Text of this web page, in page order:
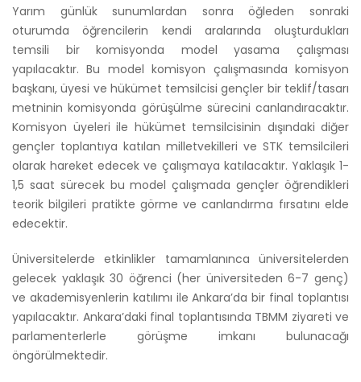
Yarım günlük sunumlardan sonra öğleden sonraki
oturumda öğrencilerin kendi aralarında oluşturdukları
temsili bir komisyonda model yasama çalışması
yapılacaktır. Bu model komisyon çalışmasında komisyon
başkanı, üyesi ve hükümet temsilcisi gençler bir teklif/tasarı
metninin komisyonda görüşülme sürecini canlandıracaktır.
Komisyon üyeleri ile hükümet temsilcisinin dışındaki diğer
gençler toplantıya katılan milletvekilleri ve STK temsilcileri
olarak hareket edecek ve çalışmaya katılacaktır. Yaklaşık 1-
1,5 saat sürecek bu model çalışmada gençler öğrendikleri
teorik bilgileri pratikte görme ve canlandırma fırsatını elde
edecektir.
Üniversitelerde etkinlikler tamamlanınca üniversitelerden
gelecek yaklaşık 30 öğrenci (her üniversiteden 6-7 genç)
ve akademisyenlerin katılımı ile Ankara’da bir final toplantısı
yapılacaktır. Ankara’daki final toplantısında TBMM ziyareti ve
parlamenterlerle görüşme imkanı bulunacağı
öngörülmektedir.